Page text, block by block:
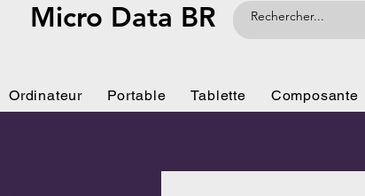
Micro Data BR
Ordinateur Portable Tablette Composante